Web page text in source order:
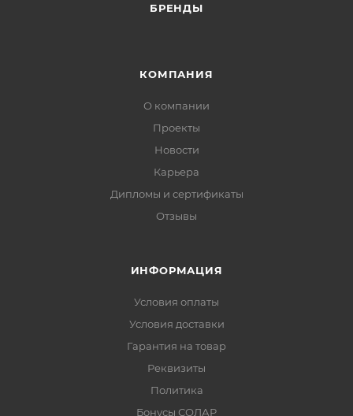
БРЕНДЫ
КОМПАНИЯ
О компании
Проекты
Новости
Карьера
Дипломы и сертификаты
Отзывы
ИНФОРМАЦИЯ
Условия оплаты
Условия доставки
Гарантия на товар
Реквизиты
Политика
Бонусы СОЛАР